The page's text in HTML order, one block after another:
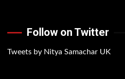
Follow on Twitter
Tweets by Nitya Samachar UK